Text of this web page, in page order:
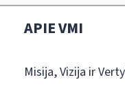
APIE VMI
Misija, Vizija ir